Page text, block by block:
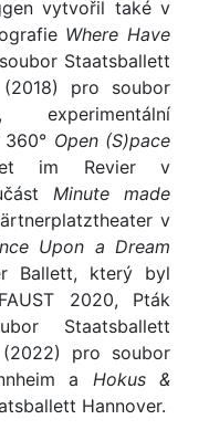
vytvořil také v
Where Have
Staatsballett
pro soubor
experimentální
Open (S)pace
im Revier v
Minute made
v
Upon a Dream
Ballett, který byl
2020, Pták
Staatsballett
(2022) pro soubor
a Hokus &
Hannover.